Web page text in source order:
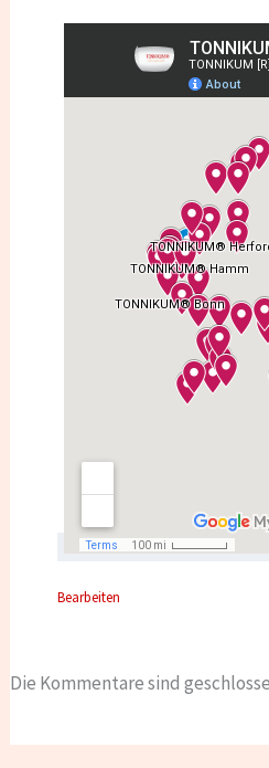
Bearbeiten
Die Kommentare sind